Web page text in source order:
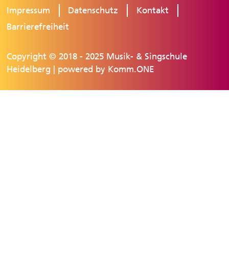
Impressum Datenschutz
Kontakt
Barrierefreiheit
Copyright © 2018 - 2025 Musik- & Singschule
Heidelberg | powered by Komm.ONE